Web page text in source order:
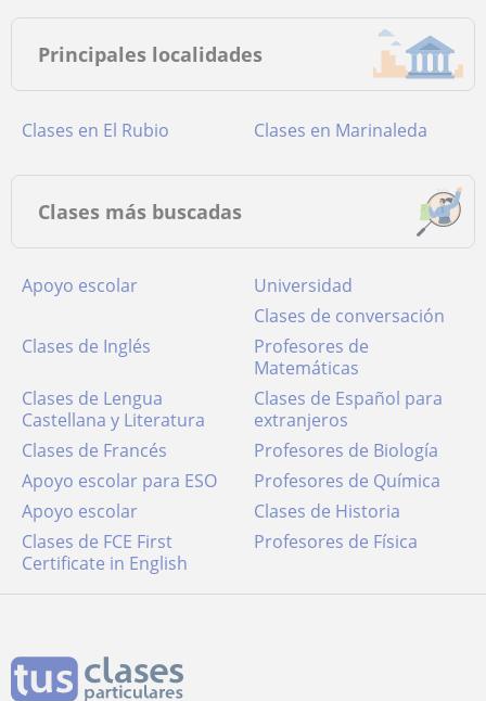
Principales localidades
Clases en El Rubio Clases en Marinaleda
Clases más buscadas
Apoyo escolar
Universidad
Clases de conversación
Clases de Inglés
Profesores de
Matemáticas
Clases de Lengua
Castellana y Literatura
Clases de Español para
extranjeros
Clases de Francés
Profesores de Biología
Apoyo escolar para ESO
Profesores de Química
Apoyo escolar
Clases de Historia
Clases de FCE First
Certificate in English
Profesores de Física